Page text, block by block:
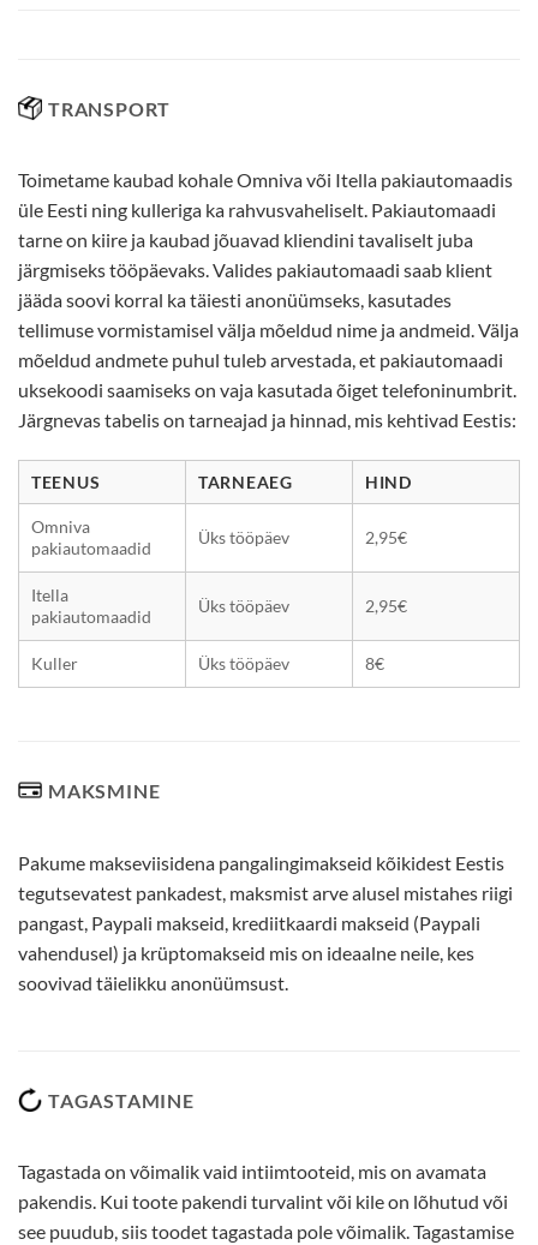
TRANSPORT
Toimetame kaubad kohale Omniva või Itella pakiautomaadis
üle Eesti ning kulleriga ka rahvusvaheliselt. Pakiautomaadi
tarne on kiire ja kaubad jõuavad kliendini tavaliselt juba
järgmiseks tööpäevaks. Valides pakiautomaadi saab klient
jääda soovi korral ka täiesti anonüümseks, kasutades
tellimuse vormistamisel välja mõeldud nime ja andmeid. Välja
mõeldud andmete puhul tuleb arvestada, et pakiautomaadi
uksekoodi saamiseks on vaja kasutada õiget telefoninumbrit.
Järgnevas tabelis on tarneajad ja hinnad, mis kehtivad Eestis:
TEENUS TARNEAEG HIND
Omniva
pakiautomaadid
Üks tööpäev 2,95€
Itella
pakiautomaadid
Üks tööpäev 2,95€
Kuller Üks tööpäev 8€
MAKSMINE
Pakume makseviisidena pangalingimakseid kõikidest Eestis
tegutsevatest pankadest, maksmist arve alusel mistahes riigi
pangast, Paypali makseid, krediitkaardi makseid (Paypali
vahendusel) ja krüptomakseid mis on ideaalne neile, kes
soovivad täielikku anonüümsust.
TAGASTAMINE
Tagastada on võimalik vaid intiimtooteid, mis on avamata
pakendis. Kui toote pakendi turvalint või kile on lõhutud või
see puudub, siis toodet tagastada pole võimalik. Tagastamise